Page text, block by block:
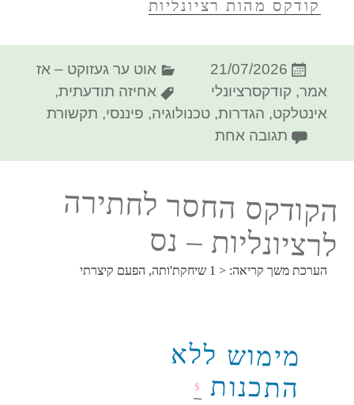
קודקס מהות רציונליות
פורסם
בתאריך
21/07/2026 קטגוריות
אוט ער געזוקט – אז
אמר, קודקסרציונלי תגיות
אחיזה תודעתית,
אינטלקט, הגדרות,טכנולוגיה, פיננסי, תקשורת
תגובה אחתעל הקודקס החסר לחתירה
הקודקס החסר לחתירה
לרציונליות – נס
הערכת משך קריאה: < 1 שיחקת'ותה, הפעם קיצרתי
מימוש ללא
התכנות $